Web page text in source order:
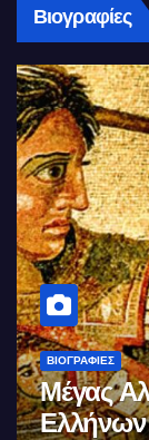
Βιογραφίες
ΒΙΟΓΡΑΦΊΕΣ
Μέγας
Ελλήνων